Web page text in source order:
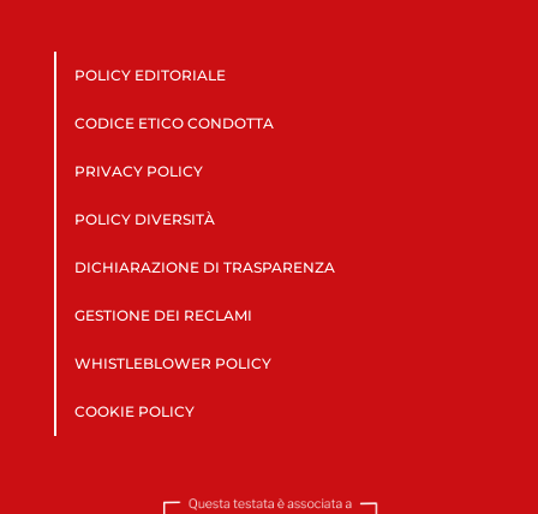
POLICY EDITORIALE
CODICE ETICO CONDOTTA
PRIVACY POLICY
POLICY DIVERSITÀ
DICHIARAZIONE DI TRASPARENZA
GESTIONE DEI RECLAMI
WHISTLEBLOWER POLICY
COOKIE POLICY